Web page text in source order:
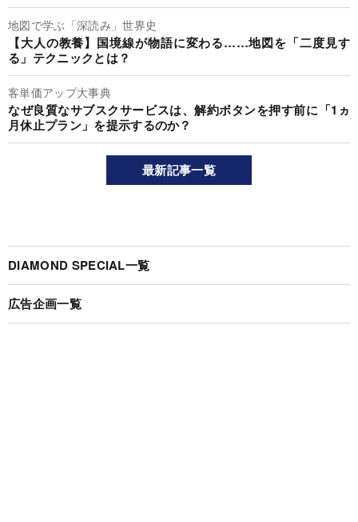
地図で学ぶ「深読み」世界史
【大人の教養】国境線が物語に変わる……地図を「二度見す
る」テクニックとは？
客単価アップ大事典
なぜ良質なサブスクサービスは、解約ボタンを押す前に「1ヵ
月休止プラン」を提示するのか？
最新記事一覧
DIAMOND SPECIAL一覧
広告企画一覧